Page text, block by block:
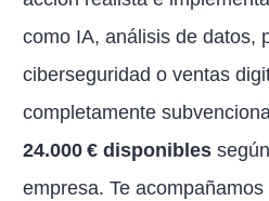
como IA, análisis de datos,
ciberseguridad o ventas
completamente
24.000 € disponibles
empresa. Te